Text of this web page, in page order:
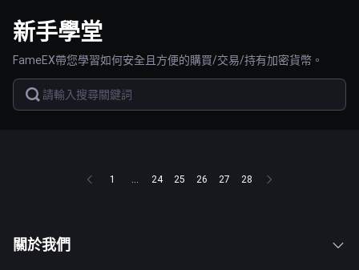
新手學堂
FameEX帶您學習如何安全且方便的購買/交易/持有加密貨幣。
1 ... 24 25 26 27 28
關於我們